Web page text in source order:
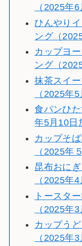
（2025年
ひんやり
ング（
カップヨ
ング（
抹茶スイ
（2025年
食パンひ
年5月10日
カップそ
（2025年
昆布おに
（2025年
トースタ
（2025年
カップう
（2025年